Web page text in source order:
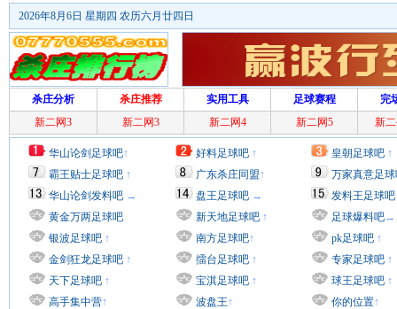
2026年8月6日 星期四 农历六月廿四日
杀庄分析 杀庄推荐 实用工具 足球赛程
完
新二网3
新二网3 新二网4 新二网5 新
华山论剑足球吧↑
霸王贴士足球吧 ↑
华山论剑发料吧 →
黄金万两足球吧
银波足球吧 ↑
金剑狂龙足球吧 ↑
天下足球吧 ↑
高手集中营↑
好料足球吧 ↑
广东杀庄同盟↑
盘王足球吧 →
新天地足球吧 ↑
南方足球吧↑
擂台足球吧 ↑
宝淇足球吧 ↑
波盘王↑
皇朝足球吧 ↑
万家真意足
发料王足球吧
足球爆料吧→
pk足球吧 ↑
专家足球吧 ↑
球王足球吧 ↑
你的位置↑